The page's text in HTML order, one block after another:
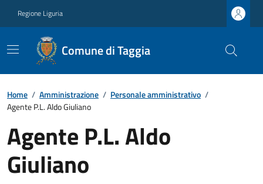
Regione Liguria
Comune di Taggia
Home / Amministrazione / Personale amministrativo /
Agente P.L. Aldo Giuliano
Agente P.L. Aldo
Giuliano